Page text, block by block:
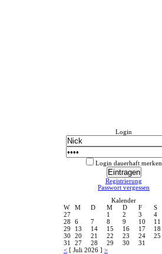
Login
Login dauerhaft merken
Registrierung
Passwort vergessen
Kalender
W
M D M D F S
27
1 2 3 4
28
6 7 8 9 10 11
29
13 14 15 16 17 18
30
20 21 22 23 24 25
31
27 28 29 30
31
< [ Juli 2026 ] >